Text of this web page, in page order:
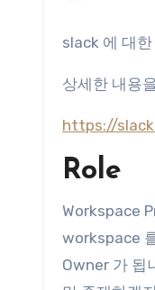
slack 에 대
상세한 내용
https://
Role
Workspace
workspace
Owner 가 됩